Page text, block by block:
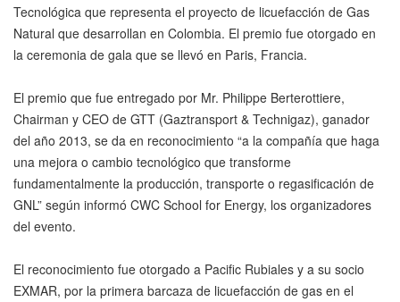
Tecnológica que representa el proyecto de licuefacción de Gas
Natural que desarrollan en Colombia. El premio fue otorgado en
la ceremonia de gala que se llevó en Paris, Francia.
El premio que fue entregado por Mr. Philippe Berterottiere,
Chairman y CEO de GTT (Gaztransport & Technigaz), ganador
del año 2013, se da en reconocimiento “a la compañía que haga
una mejora o cambio tecnológico que transforme
fundamentalmente la producción, transporte o regasificación de
GNL” según informó CWC School for Energy, los organizadores
del evento.
El reconocimiento fue otorgado a Pacific Rubiales y a su socio
EXMAR, por la primera barcaza de licuefacción de gas en el